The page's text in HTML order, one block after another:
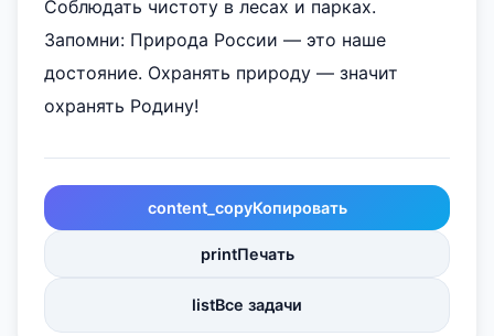
Соблюдать чистоту в лесах и парках.
Запомни: Природа России — это наше
достояние. Охранять природу — значит
охранять Родину!
content_copyКопировать
printПечать
listВсе задачи